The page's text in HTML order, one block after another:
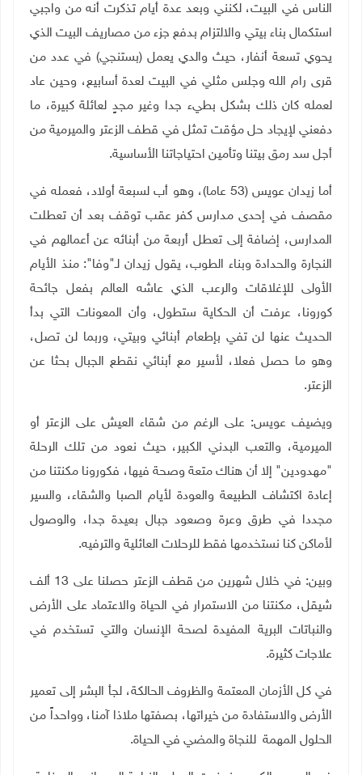
الناس في البيت، لكنني وبعد عدة أيام تذكرت أنه من واجبي
استكمال بناء بيتي والالتزام بدفع جزء من مصاريف البيت الذي
يحوي تسعة أنفار، حيث والدي يعمل (بستنجي) في عدد من
قرى رام الله وجلس مثلي في البيت لعدة أسابيع، وحين عاد
لعمله كان ذلك بشكل بطيء جدا وغير مجدٍ لعائلة كبيرة، ما
دفعني لإيجاد حل مؤقت تمثل في قطف الزعتر والميرمية من
أجل سد رمق بيتنا وتأمين احتياجاتنا الأساسية.
أما زيدان عويس (53 عاما)، وهو أب لسبعة أولاد، فعمله في
مقصف في إحدى مدارس كفر عقب توقف بعد أن تعطلت
المدارس، إضافة إلى تعطل أربعة من أبنائه عن أعمالهم في
النجارة والحدادة وبناء الطوب، يقول زيدان لـ"وفا": منذ الأيام
الأولى للإغلاقات والرعب الذي عاشه العالم بفعل جائحة
كورونا، عرفت أن الحكاية ستطول، وأن المعونات التي بدأ
الحديث عنها لن تفي بإطعام أبنائي وبيتي، وربما لن تصل،
وهو ما حصل فعلا، لأسير مع أبنائي نقطع الجبال بحثا عن
الزعتر.
ويضيف عويس: على الرغم من شقاء العيش على الزعتر أو
الميرمية، والتعب البدني الكبير، حيث نعود من تلك الرحلة
"مهدودين" إلا أن هناك متعة وصحة فيها، فكورونا مكنتنا من
إعادة اكتشاف الطبيعة والعودة لأيام الصبا والشقاء، والسير
مجددا في طرق وعرة وصعود جبال بعيدة جدا، والوصول
لأماكن كنا نستخدمها فقط للرحلات العائلية والترفيه.
وبين: في خلال شهرين من قطف الزعتر حصلنا على 13 ألف
شيقل، مكنتنا من الاستمرار في الحياة والاعتماد على الأرض
والنباتات البرية المفيدة لصحة الإنسان والتي تستخدم في
علاجات كثيرة.
في كل الأزمان المعتمة والظروف الحالكة، لجأ البشر إلى تعمير
الأرض والاستفادة من خيراتها، بصفتها ملاذا آمنا، وواحداً من
الحلول المهمة للنجاة والمضي في الحياة.